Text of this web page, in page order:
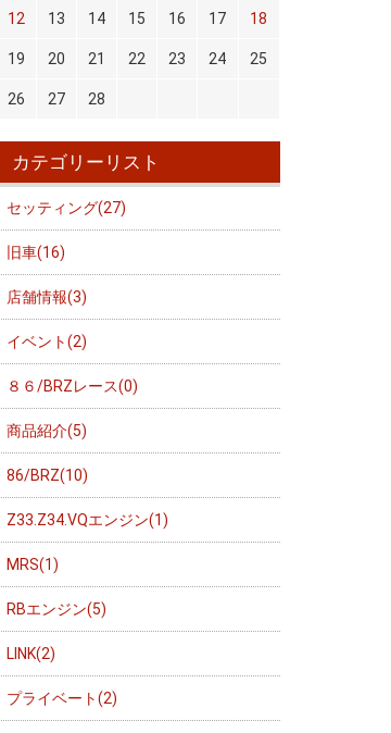
12 13 14 15 16 17 18
19 20 21 22 23 24 25
26 27 28
カテゴリーリスト
セッティング(27)
旧車(16)
店舗情報(3)
イベント(2)
８６/BRZレース(0)
商品紹介(5)
86/BRZ(10)
Z33.Z34.VQエンジン(1)
MRS(1)
RBエンジン(5)
LINK(2)
プライベート(2)